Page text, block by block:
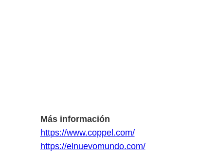
Más información
https://www.coppel.com/
https://elnuevomundo.com/